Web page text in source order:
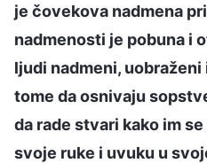
je čovekova nadmena
nadmenosti je pobuna i
ljudi nadmeni,
tome da osnivaju
da rade stvari kako im
svoje ruke i uvuku u